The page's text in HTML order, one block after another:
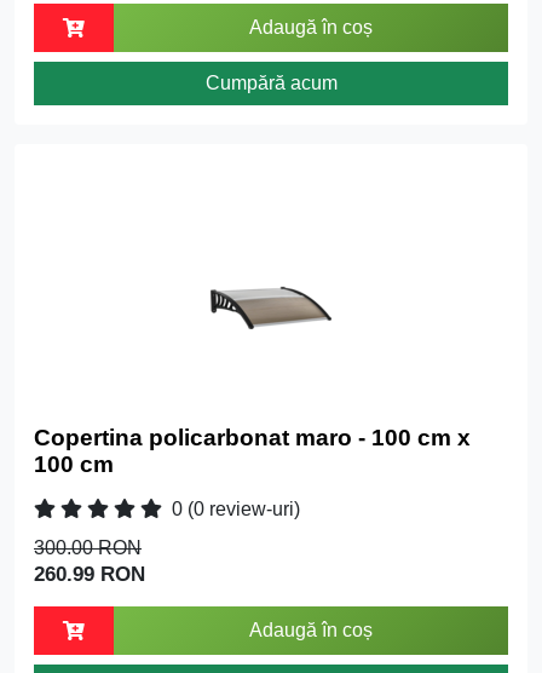
Adaugă în coș
Cumpără acum
Copertina policarbonat maro - 100 cm x
100 cm
0 (0 review-uri)
300.00 RON
260.99 RON
Adaugă în coș